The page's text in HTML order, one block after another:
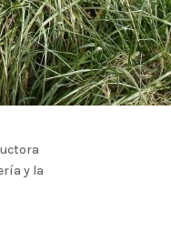
y la